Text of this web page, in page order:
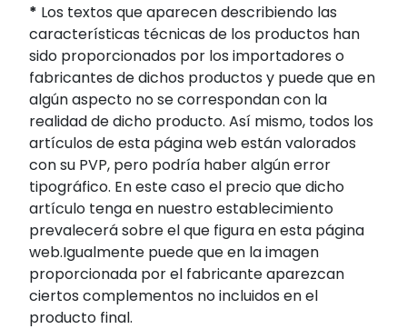
* Los textos que aparecen describiendo las
características técnicas de los productos han
sido proporcionados por los importadores o
fabricantes de dichos productos y puede que en
algún aspecto no se correspondan con la
realidad de dicho producto. Así mismo, todos los
artículos de esta página web están valorados
con su PVP, pero podría haber algún error
tipográfico. En este caso el precio que dicho
artículo tenga en nuestro establecimiento
prevalecerá sobre el que figura en esta página
web.Igualmente puede que en la imagen
proporcionada por el fabricante aparezcan
ciertos complementos no incluidos en el
producto final.